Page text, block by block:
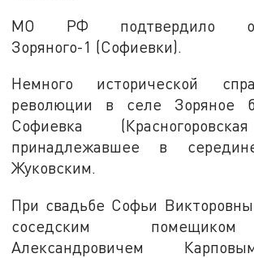
МО РФ подтвердило
Зоряного-1 (Софиевки).
Немного исторической
революции в селе Зоряное
Софиевка
принадлежавшее в
Жуковским.
При свадьбе Софьи
соседским
Александровичем